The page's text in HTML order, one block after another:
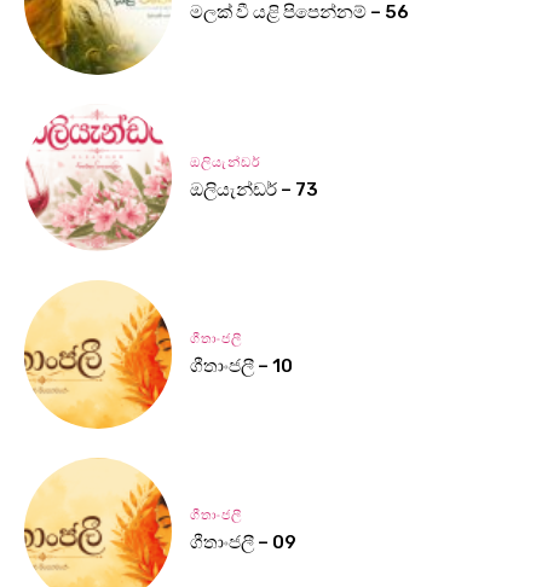
මලක් වී යළි පිපෙන්නම් – 56
ඔලියැන්ඩර්
ඔලියැන්ඩර් – 73
ගීතාංජලී
ගීතාංජලී – 10
ගීතාංජලී
ගීතාංජලී – 09